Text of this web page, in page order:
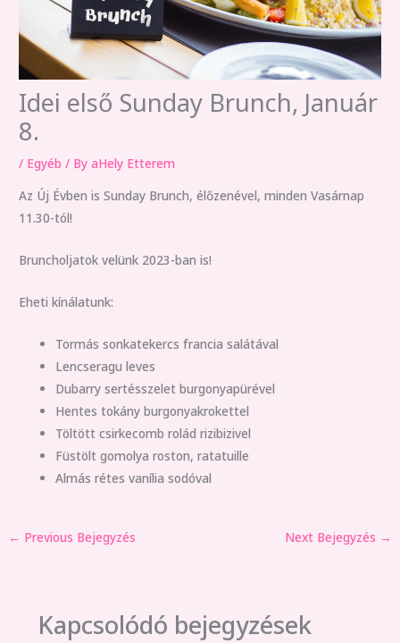
Idei első Sunday Brunch, Január
8.
/ Egyéb / ByaHely Etterem
Az Új Évben is Sunday Brunch, élőzenével, minden Vasárnap
11.30-tól!
Bruncholjatok velünk 2023-ban is!
Eheti kínálatunk:
Tormás sonkatekercs francia salátával
Lencseragu leves
Dubarry sertésszelet burgonyapürével
Hentes tokány burgonyakrokettel
Töltött csirkecomb rolád rizibizivel
Füstölt gomolya roston, ratatuille
Almás rétes vanília sodóval
← Previous Bejegyzés Next Bejegyzés →
Kapcsolódó bejegyzések